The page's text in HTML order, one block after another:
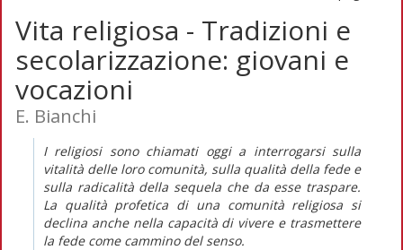
Vita religiosa - Tradizioni e
secolarizzazione: giovani e
vocazioni
E. Bianchi
I religiosi sono chiamati oggi a interrogarsi sulla
vitalità delle loro comunità, sulla qualità della fede e
sulla radicalità della sequela che da esse traspare.
La qualità profetica di una comunità religiosa si
declina anche nella capacità di vivere e trasmettere
la fede come cammino del senso.